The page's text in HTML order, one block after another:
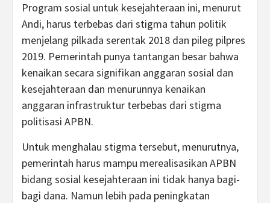
Program sosial untuk kesejahteraan ini, menurut
Andi, harus terbebas dari stigma tahun politik
menjelang pilkada serentak 2018 dan pileg pilpres
2019. Pemerintah punya tantangan besar bahwa
kenaikan secara signifikan anggaran sosial dan
kesejahteraan dan menurunnya kenaikan
anggaran infrastruktur terbebas dari stigma
politisasi APBN.
Untuk menghalau stigma tersebut, menurutnya,
pemerintah harus mampu merealisasikan APBN
bidang sosial kesejahteraan ini tidak hanya bagi-
bagi dana. Namun lebih pada peningkatan